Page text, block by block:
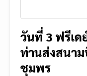
วันที่ 3 ฟรีเด
ท่านส่งสนา
ชุมพร